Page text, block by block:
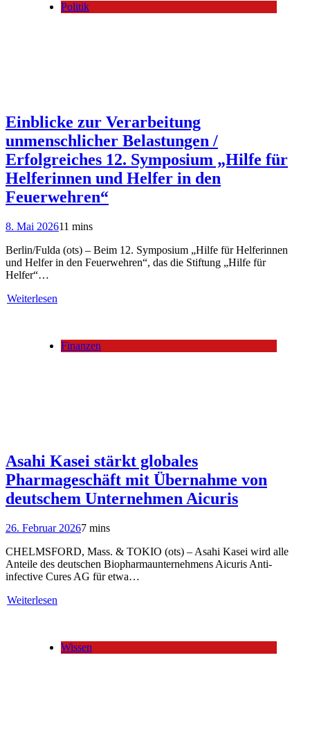
Politik
Einblicke zur Verarbeitung
unmenschlicher Belastungen /
Erfolgreiches 12. Symposium „Hilfe für
Helferinnen und Helfer in den
Feuerwehren“
8. Mai 202611 mins
Berlin/Fulda (ots) – Beim 12. Symposium „Hilfe für Helferinnen
und Helfer in den Feuerwehren“, das die Stiftung „Hilfe für
Helfer“…
Weiterlesen
Finanzen
Asahi Kasei stärkt globales
Pharmageschäft mit Übernahme von
deutschem Unternehmen Aicuris
26. Februar 20267 mins
CHELMSFORD, Mass. & TOKIO (ots) – Asahi Kasei wird alle
Anteile des deutschen Biopharmaunternehmens Aicuris Anti-
infective Cures AG für etwa…
Weiterlesen
Wissen